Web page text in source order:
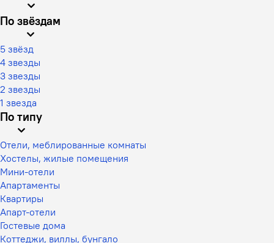
По звёздам
5 звёзд
4 звезды
3 звезды
2 звезды
1 звезда
По типу
Отели, меблированные комнаты
Хостелы, жилые помещения
Мини-отели
Апартаменты
Квартиры
Апарт-отели
Гостевые дома
Коттеджи, виллы, бунгало